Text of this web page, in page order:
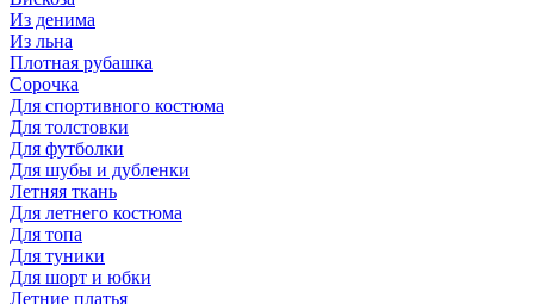
Из денима
Из льна
Плотная рубашка
Сорочка
Для спортивного костюма
Для толстовки
Для футболки
Для шубы и дубленки
Летняя ткань
Для летнего костюма
Для топа
Для туники
Для шорт и юбки
Летние платья